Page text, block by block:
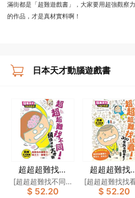
滿街都是「超難遊戲書」，大家要用超強觀察
的作品，才是真材實料啊！
日本天才動腦遊戲書
超超超難找不
同！偵探頭腦大
考驗[日本天才動
[超超超難找不同！
偵探頭腦大考驗]製
$ 52.20
超超超難找
看！300個失
在哪裏？[日本
[超超超難找找
300個失物在哪
$ 52.20